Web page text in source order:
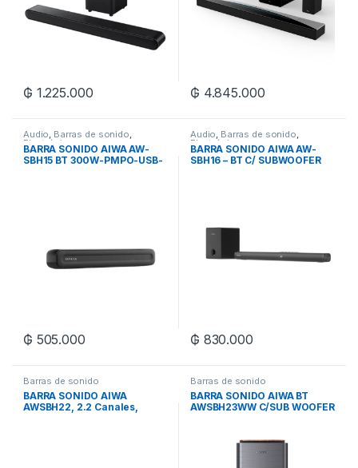
₲ 1.225.000 ₲ 4.845.000
Audio, Barras de sonido,
Electrónica
BARRA SONIDO AIWA AW-
SBH15 BT 300W-PMPO-USB-
₲ 505.000
Audio, Barras de sonido,
Electrónica
BARRA SONIDO AIWA AW-
SBH16 – BT C/ SUBWOOFER
₲ 830.000
Barras de sonido
BARRA SONIDO AIWA
AWSBH22, 2.2 Canales,
Barras de sonido
BARRA SONIDO AIWA BT
AWSBH23WW C/SUB WOOFER